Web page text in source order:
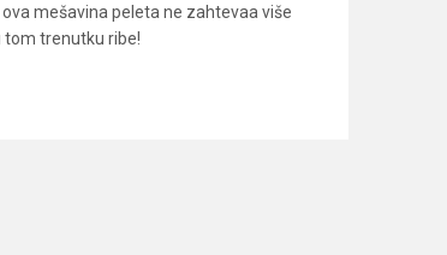
mešavina peleta ne zahtevaa više
tom trenutku ribe!